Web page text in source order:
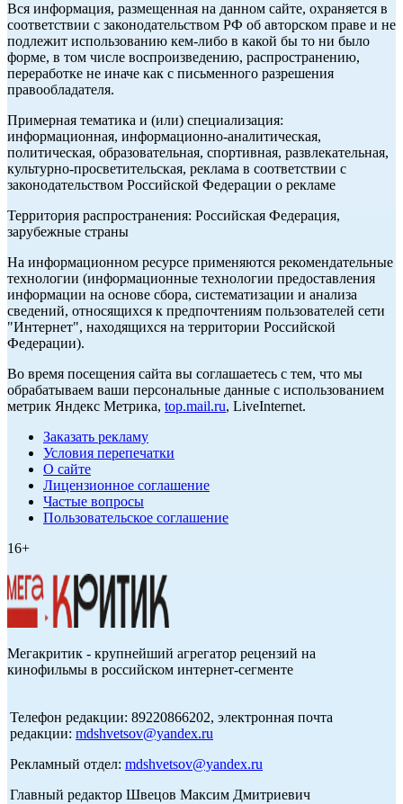
Вся информация, размещенная на данном сайте, охраняется в
соответствии с законодательством РФ об авторском праве и не
подлежит использованию кем-либо в какой бы то ни было
форме, в том числе воспроизведению, распространению,
переработке не иначе как с письменного разрешения
правообладателя.
Примерная тематика и (или) специализация:
информационная, информационно-аналитическая,
политическая, образовательная, спортивная, развлекательная,
культурно-просветительская, реклама в соответствии с
законодательством Российской Федерации о рекламе
Территория распространения: Российская Федерация,
зарубежные страны
На информационном ресурсе применяются рекомендательные
технологии (информационные технологии предоставления
информации на основе сбора, систематизации и анализа
сведений, относящихся к предпочтениям пользователей сети
"Интернет", находящихся на территории Российской
Федерации).
Во время посещения сайта вы соглашаетесь с тем, что мы
обрабатываем ваши персональные данные с использованием
метрик Яндекс Метрика, top.mail.ru, LiveInternet.
Заказать рекламу
Условия перепечатки
О сайте
Лицензионное соглашение
Частые вопросы
Пользовательское соглашение
16+
Мегакритик - крупнейший агрегатор рецензий на
кинофильмы в российском интернет-сегменте
Телефон редакции: 89220866202, электронная почта
редакции: mdshvetsov@yandex.ru
Рекламный отдел: mdshvetsov@yandex.ru
Главный редактор Швецов Максим Дмитриевич